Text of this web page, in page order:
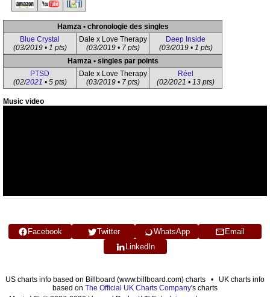
Hamza • chronologie des singles
Blue Crystal
(03/2019 • 1 pts)
Dale x Love Therapy
(03/2019 • 7 pts)
Deep Inside
(03/2019 • 1 pts)
Hamza • singles par points
PTSD
(02/2021 • 5 pts)
Dale x Love Therapy
(03/2019 • 7 pts)
Réel
(02/2021 • 13 pts)
Music video
Facebook Twitter WhatsApp
Email
LinkedIn
US charts info based on Billboard (www.billboard.com) charts • UK charts info
based on The Official UK Charts Company's charts